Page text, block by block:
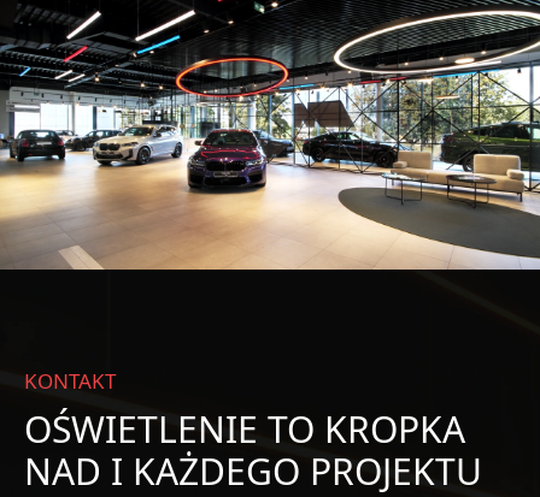
KONTAKT
OŚWIETLENIE TO KROPKA
NAD I KAŻDEGO PROJEKTU